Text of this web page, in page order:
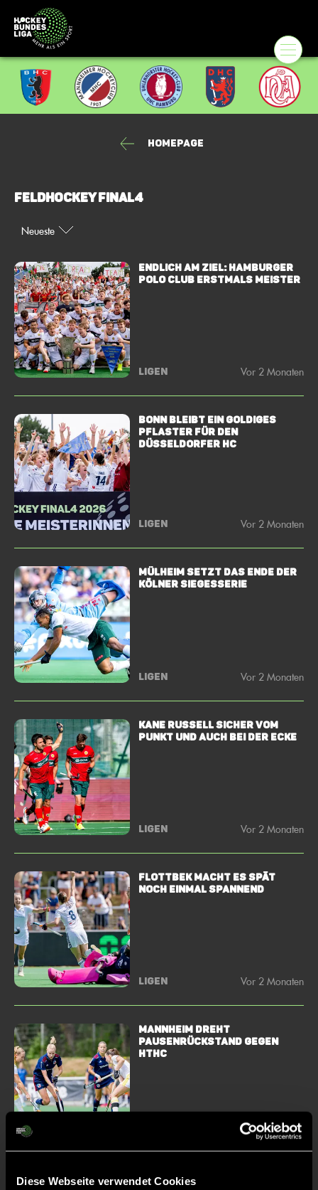
Diese Webseite verwendet Cookies
Homepage
Feldhockey Final4
Neueste
ENDLICH AM ZIEL: HAMBURGER
POLO CLUB ERSTMALS MEISTER
LIGEN Vor 2 Monaten
BONN BLEIBT EIN GOLDIGES
PFLASTER FÜR DEN
DÜSSELDORFER HC
LIGEN Vor 2 Monaten
MÜLHEIM SETZT DAS ENDE DER
KÖLNER SIEGESSERIE
LIGEN Vor 2 Monaten
KANE RUSSELL SICHER VOM
PUNKT UND AUCH BEI DER ECKE
LIGEN Vor 2 Monaten
FLOTTBEK MACHT ES SPÄT
NOCH EINMAL SPANNEND
LIGEN Vor 2 Monaten
MANNHEIM DREHT
PAUSENRÜCKSTAND GEGEN
HTHC
Vor 2 Monaten
Zwei Free-Spiele beim Final4